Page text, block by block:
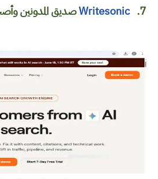
7.
Writesonicصديق المدونين